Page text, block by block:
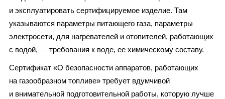
и эксплуатировать сертифицируемое изделие. Там
указываются параметры питающего газа, параметры
электросети, для нагревателей и отопителей, работающих
с водой, — требования к воде, ее химическому составу.
Сертификат «О безопасности аппаратов, работающих
на газообразном топливе» требует вдумчивой
и внимательной подготовительной работы, которую лучше